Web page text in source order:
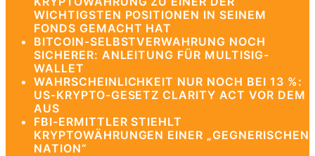
WICHTIGSTEN POSITIONEN IN SEINEM
FONDS GEMACHT HAT
BITCOIN-SELBSTVERWAHRUNG NOCH
SICHERER: ANLEITUNG FÜR MULTISIG-
WALLET
WAHRSCHEINLICHKEIT NUR NOCH BEI 13 %:
US-KRYPTO-GESETZ CLARITY ACT VOR DEM
AUS
FBI-ERMITTLER STIEHLT
KRYPTOWÄHRUNGEN EINER „GEGNERISCHEN
NATION“